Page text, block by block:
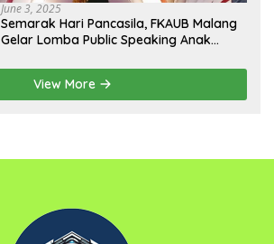
June 3, 2025
Semarak Hari Pancasila, FKAUB Malang
Gelar Lomba Public Speaking Anak
Pancasila
View More